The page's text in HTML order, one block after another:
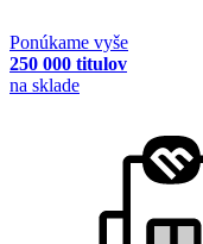
Ponúkame vyše
250 000 titulov
na sklade